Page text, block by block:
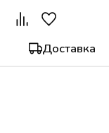
Доставка